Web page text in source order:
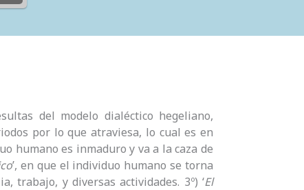
del modelo dialéctico hegeliano,
por lo que atraviesa, lo cual es en
humano es inmaduro y va a la caza de
’, en que el individuo humano se torna
trabajo, y diversas actividades. 3º) ‘El